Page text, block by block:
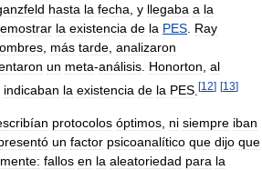
hasta la fecha y llegaba a la
la existencia de la PES Ray
más tarde analizaron
un meta-análisis Honorton al
indicaban la existencia de la PES [12] [13]
protocolos óptimos, ni siempre iban
un factor psicoanalítico que dijo que
fallos en la aleatoriedad para la